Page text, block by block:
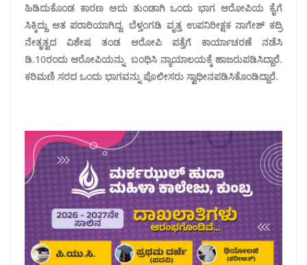
ಹಿಡಿದುಕೊಂಡ ಕಾರಣ ಅದು ತುಂಡಾಗಿ ಒಂದು ಭಾಗ ಆರೋಪಿಯ ಕೈಗೆ
ಸಿಕ್ಕಿದ್ದು ಆತ ಪರಾರಿಯಾಗಿದ್ದ. ಬೆಳ್ತಂಗಡಿ ವೃತ್ತ ಉಪನಿರೀಕ್ಷಕ ನಾಗೇಶ್‌ ಕದ್ರಿ
ನೇತೃತ್ವದ ವಿಶೇಷ ತಂಡ ಆರೋಪಿ ಪತ್ತೆಗೆ ಕಾರ್ಯಾಚರಣೆ ನಡೆಸಿ
ಡಿ.10ರಂದು ಆರೋಪಿಯನ್ನು ಬಂಧಿಸಿ ನ್ಯಾಯಾಲಯಕ್ಕೆ ಹಾಜರುಪಡಿಸಿದ್ದಾರೆ.
ಕರಿಮಣಿ ಸರದ ಒಂದು ಭಾಗವನ್ನು ಪೊಲೀಸರು ಸ್ವಾಧೀನಪಡಿಸಿಕೊಂಡಿದ್ದಾರೆ.